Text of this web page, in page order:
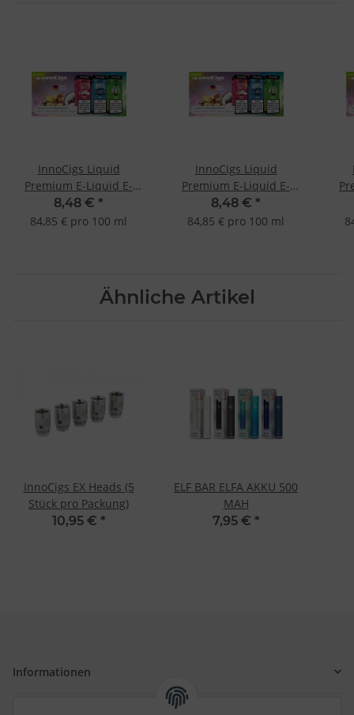
InnoCigs Liquid
Premium E-Liquid E-
Zigarette 30 Sorten
MADE IN GERMANY -
8,48 € *
84,85 € pro 100 ml
InnoCigs Liquid
Premium E-Liquid E-
Zigarette 30 Sorten
MADE IN GERMANY -
8,48 € *
84,85 € pro 100 ml
Ähnliche Artikel
InnoCigs EX Heads (5
Stück pro Packung)
10,95 € *
ELF BAR ELFA AKKU 500
MAH
7,95 € *
Informationen